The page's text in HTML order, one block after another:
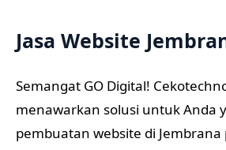
Jasa Website
Semangat GO Digital!
menawarkan solusi untuk Anda
pembuatan website di